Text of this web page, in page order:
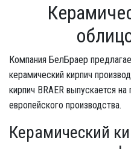
Компания БелБраер
керамический кирпич
кирпич BRAER выпускается
европейского производства.
Керамический